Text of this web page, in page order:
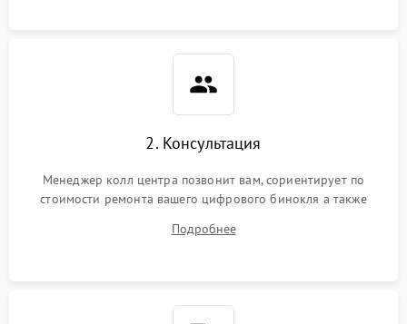
2. Консультация
Менеджер колл центра позвонит вам, сориентирует по
стоимости ремонта вашего цифрового бинокля а также
Подробнее